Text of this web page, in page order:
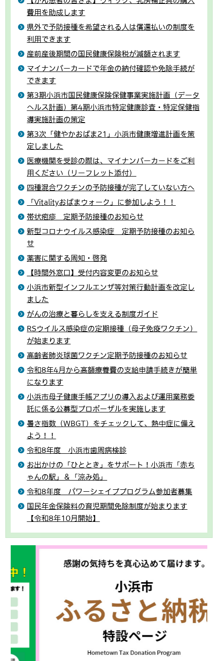
費用を助成します
県外で予防接種を希望される人は償還払いの制度を
利用できます
産前産後期間の国民健康保険税が減額されます
マイナンバーカードで年金の納付確認や免除手続が
できます
第3期小浜市国民健康保険保健事業実施計画（データ
ヘルス計画）第4期小浜市特定健康診査・特定保健指
導実施計画の策定
第3次「健やかおばま21」小浜市健康増進計画を策
定しました
医療機関を受診の際は、マイナンバーカードをご利
用ください（リーフレット添付）
四種混合ワクチンの予防接種が完了していない方へ
「Vitalityおばまウォーク」に参加しよう！！
帯状疱疹 定期予防接種のお知らせ
新型コロナウイルス感染症 定期予防接種のお知ら
せ
薬害に関する周知・啓発
【時間外窓口】受付内容変更のお知らせ
小浜市新型インフルエンザ等対策行動計画を改定し
ました
がんの治療と暮らしを支える制度ガイド
RSウイルス感染症の定期接種（母子免疫ワクチン）
が始まります
高齢者肺炎球菌ワクチン定期予防接種のお知らせ
令和8年4月から高額療養費の支給申請手続きが簡単
になります
小浜市母子健康手帳アプリの導入および運用業務委
託に係る公募型プロポーザルを実施します
暑さ指数（WBGT）をチェックして、熱中症に備え
よう！！
令和8年度 小浜市歯周病検診
お出かけの「ひととき」をサポート！小浜市「赤ち
ゃんの駅」＆「涼み処」
令和8年度 パワーシェイププログラム参加者募集
国民年金保険料の育児期間免除制度が始まります
【令和8年10月開始】